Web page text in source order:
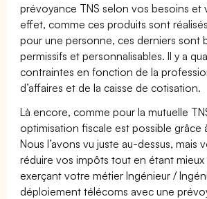
prévoyance TNS selon vos besoins et
effet, comme ces produits sont
pour une personne, ces derniers sont
permissifs et personnalisables. Il y a
contraintes en fonction de la
d’affaires et de la caisse de cotisation.
Là encore, comme pour la mutuelle
optimisation fiscale est possible grâce
Nous l’avons vu juste au-dessus, mais
réduire vos impôts tout en étant
exerçant votre métier Ingénieur /
déploiement télécoms avec une